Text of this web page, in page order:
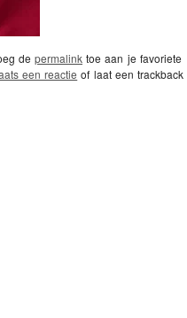
depermalink toe aan je favoriete
een reactie of laat een trackback